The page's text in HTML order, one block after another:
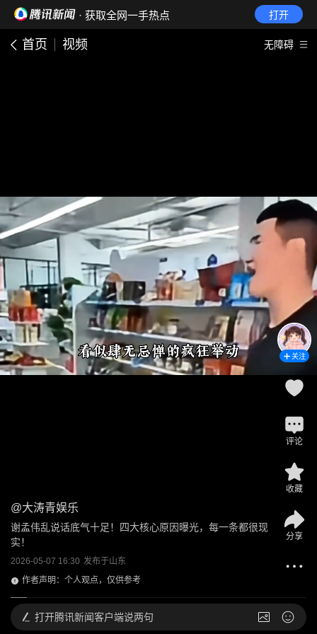
· 获取全网一手热点 打开
首页 视频 无障碍
@大涛青娱乐
谢孟伟乱说话底气十足！四大核心原因曝光，每一条都很现
实！
2026-05-07 16:30 发布于山东
作者声明：个人观点，仅供参考
关注
评论
收藏
分享
打开腾讯新闻客户端说两句